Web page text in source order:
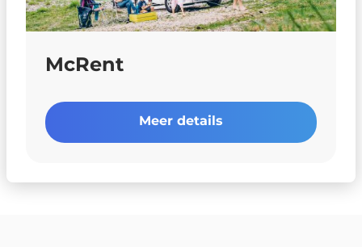
McRent
Meer details